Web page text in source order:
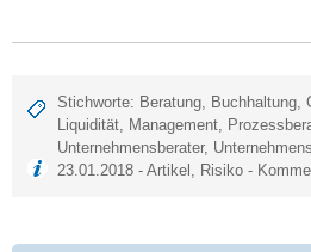
Stichworte: Beratung Buchhaltung ,
Liquidität
Management
Unternehmensberater,
23.01.2018 -Artikel Risiko -